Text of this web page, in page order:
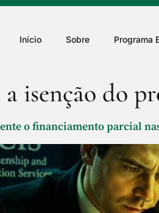
Início Sobre Programa
isenção do
o financiamento parcial